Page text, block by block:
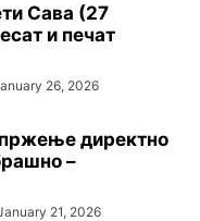
Сава (27
и печат
26, 2026
директно
–
21, 2026